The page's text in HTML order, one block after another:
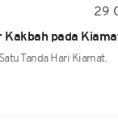
29
Kakbah pada
Tanda Hari Kiamat.